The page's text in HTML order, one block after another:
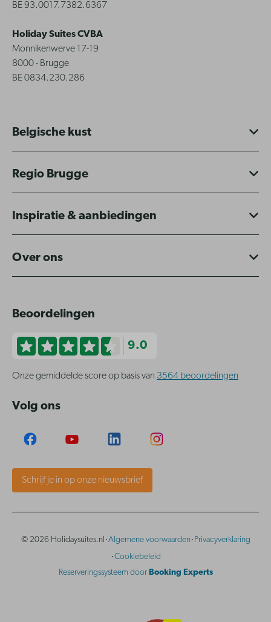
BE 93.0017.7382.6367
Holiday Suites CVBA
Monnikenwerve 17-19
8000 - Brugge
BE 0834.230.286
Belgische kust
Regio Brugge
Inspiratie & aanbiedingen
Over ons
Beoordelingen
9.0
Onze gemiddelde score op basis van 3564 beoordelingen
Volg ons
Schrijf je in op onze nieuwsbrief
© 2026 Holidaysuites.nl ·Algemene voorwaarden· Privacyverklaring
·Cookiebeleid
Reserveringssysteem door Booking Experts